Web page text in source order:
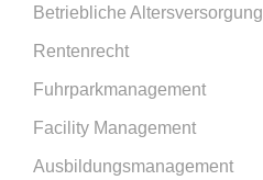
Betriebliche Altersversorgung
Rentenrecht
Fuhrparkmanagement
Facility Management
Ausbildungsmanagement